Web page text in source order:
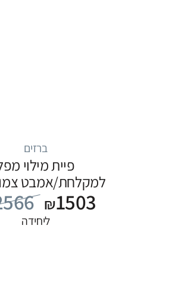
ברזים
פיית מילוי
למקלחת/אמבט
סדרה ITAP: כרום
₪1503
ליחידה